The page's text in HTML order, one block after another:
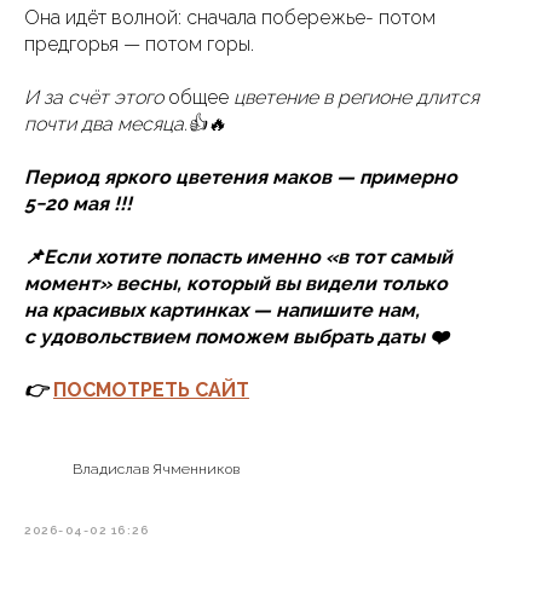
Она идёт волной: сначала побережье- потом
предгорья — потом горы.
И за счёт этого общее цветение в регионе длится
почти два месяца.👍🔥
Период яркого цветения маков — примерно
5−20 мая !!!
📌Если хотите попасть именно «в тот самый
момент» весны, который вы видели только
на красивых картинках — напишите нам,
с удовольствием поможем выбрать даты ❤️
👉ПОСМОТРЕТЬ САЙТ
Владислав Ячменников
2026-04-02 16:26